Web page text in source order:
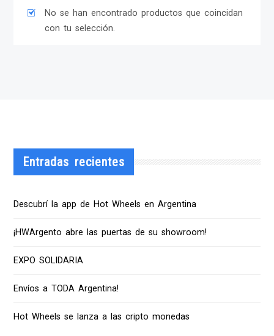
No se han encontrado productos que coincidan
con tu selección.
Entradas recientes
Descubrí la app de Hot Wheels en Argentina
¡HWArgento abre las puertas de su showroom!
EXPO SOLIDARIA
Envíos a TODA Argentina!
Hot Wheels se lanza a las cripto monedas